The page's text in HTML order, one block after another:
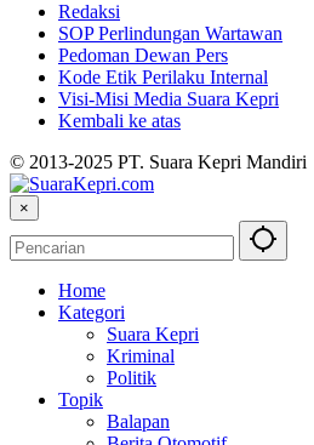
Redaksi
SOP Perlindungan Wartawan
Pedoman Dewan Pers
Kode Etik Perilaku Internal
Visi-Misi Media Suara Kepri
Kembali ke atas
© 2013-2025 PT. Suara Kepri Mandiri
×
Home
Kategori
Suara Kepri
Kriminal
Politik
Topik
Balapan